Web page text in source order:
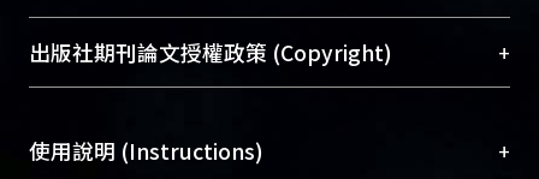
To permanently archive and promote researcher
profiles and scholarly works, Library integrates the
services of “NTU Repository” with “Academic
開放取用是從使用者角度提升資訊取用性的社會運
動，應用在學術研究上是透過將研究著作公開供使
用逐年攀升。同時可加速研究發展、提升研究影響
出版社期刊論文授權政策 (Copyright) +
含部分內容的版權非匯入者所有，或由第三方贊
使用說明 (Instructions) +